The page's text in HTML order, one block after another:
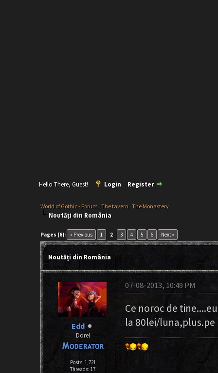
Hello There, Guest! Login Register
World of Gothic - Forum ›The tavern ›The Monastery
Noutăți din România
Pages (6): « Previous 1 2 3 4 5 6 Next »
Noutăți din România
Edd
Dorel
Posts: 1,721
Threads: 17
07-08-2013, 10:49 PM
Ce noroc de
la 80lei/luna,plus.pe